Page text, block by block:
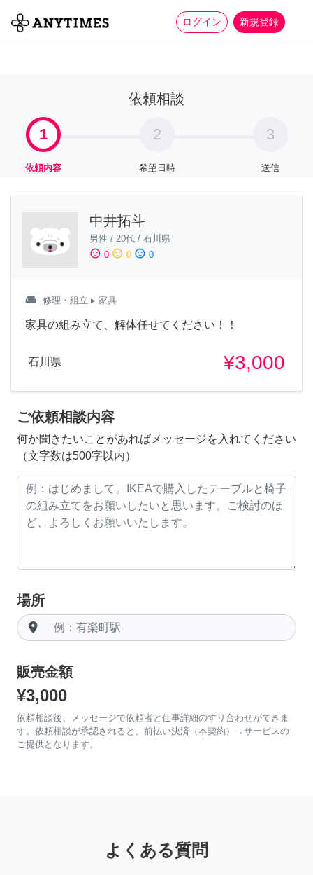
ログイン 新規登録
全て 家事 more_horiz
依頼相談
1
依頼内容
2
希望日時
3
送信
中井拓斗
男性 / 20代 / 石川県
sentiment_satisfied 0 sentiment_neutral 0 sentiment_dissatisfied 0
weekend 修理・組立 ▸ 家具
家具の組み立て、解体任せてください！！
石川県 ¥3,000
ご依頼相談内容
何か聞きたいことがあればメッセージを入れてください
（文字数は500字以内）
場所
room
販売金額
¥3,000
依頼相談後、メッセージで依頼者と仕事詳細のすり合わせができま
す。依頼相談が承認されると、前払い決済（本契約）→サービスの
ご提供となります。
よくある質問